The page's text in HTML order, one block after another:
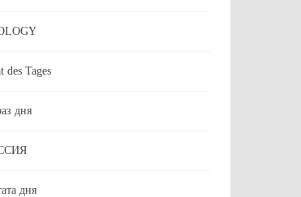
des Tages
дня
дня